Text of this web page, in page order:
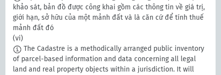
khảo sát, bản đồ được công khai gồm các thông tin về giá trị,
giới hạn, sở hữu của một mảnh đất và là căn cứ để tính thuế
mảnh đất đó
(vi)
The Cadastre is a methodically arranged public inventory
of parcel-based information and data concerning all legal
land and real property objects within a jurisdiction. It will